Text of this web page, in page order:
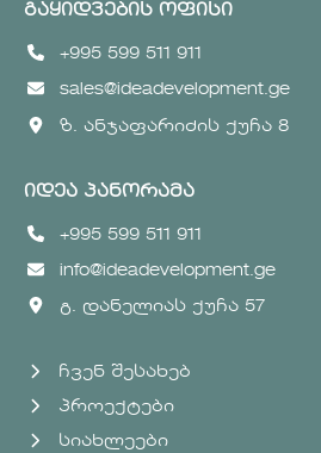
გაყიდვების ოფისი
+995 599 511 911
sales@ideadevelopment.ge
ზ. ანჯაფარიძის ქუჩა 8
იდეა პანორამა
+995 599 511 911
info@ideadevelopment.ge
გ. დანელიას ქუჩა 57
ჩვენ შესახებ
პროექტები
სიახლეები